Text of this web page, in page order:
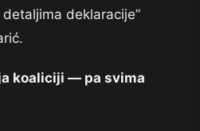
deklaracije”
koaliciji — pa svima